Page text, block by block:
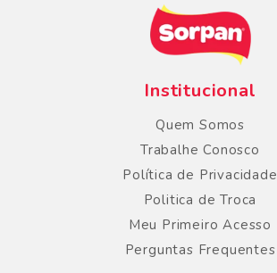
Institucional
Quem Somos
Trabalhe Conosco
Política de Privacidade
Politica de Troca
Meu Primeiro Acesso
Perguntas Frequentes